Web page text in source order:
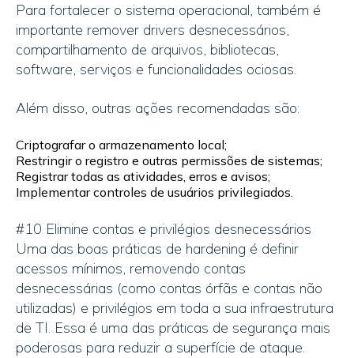
Para fortalecer o sistema operacional, também é
importante remover drivers desnecessários,
compartilhamento de arquivos, bibliotecas,
software, serviços e funcionalidades ociosas.
Além disso, outras ações recomendadas são:
Criptografar o armazenamento local;
Restringir o registro e outras permissões de sistemas;
Registrar todas as atividades, erros e avisos;
Implementar controles de usuários privilegiados.
#10 Elimine contas e privilégios desnecessários
Uma das boas práticas de hardening é definir
acessos mínimos, removendo contas
desnecessárias (como contas órfãs e contas não
utilizadas) e privilégios em toda a sua infraestrutura
de TI. Essa é uma das práticas de segurança mais
poderosas para reduzir a superfície de ataque.